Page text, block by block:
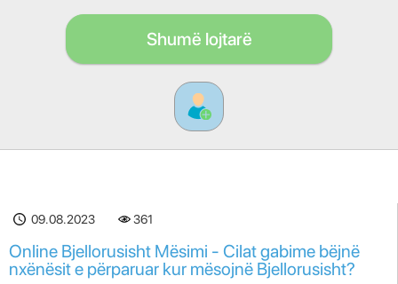
Shumë lojtarë
09.08.2023 361
Online Bjellorusisht Mësimi - Cilat gabime bëjnë
nxënësit e përparuar kur mësojnë Bjellorusisht?